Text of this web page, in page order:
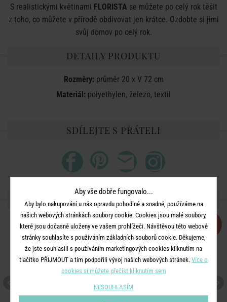
S realistickými květinami FLORISTA se můžete po celý rok těšit
z toho, co můžete v přírodě obdivovat jen krátce. Ozdobte si jimi
svůj domov po celý rok.
DETAILY PRODUKTU
Rozměry:průměr 20 x V 72 cm
Materiál: polyethylen, železo, textil
SDÍLEJTE S PŘÁTELI
DALŠÍ PRODUKTY ZE SÉRIE
-50
Aby vše dobře fungovalo...
Aby bylo nakupování u nás opravdu pohodlné a snadné, používáme na
našich webových stránkách soubory cookie. Cookies jsou malé soubory,
které jsou dočasně uloženy ve vašem prohlížeči. Návštěvou této webové
stránky souhlasíte s používáním základních souborů cookie. Děkujeme,
že jste souhlasili s používáním marketingových cookies kliknutím na
tlačítko PŘIJMOUT a tím podpořili vývoj našich webových stránek. Více o
cookies si můžete přečíst kliknutím sem
NESOUHLASÍM